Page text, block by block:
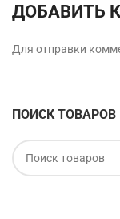
ДОБАВИТЬ
Для отправки
ПОИСК ТОВАРОВ